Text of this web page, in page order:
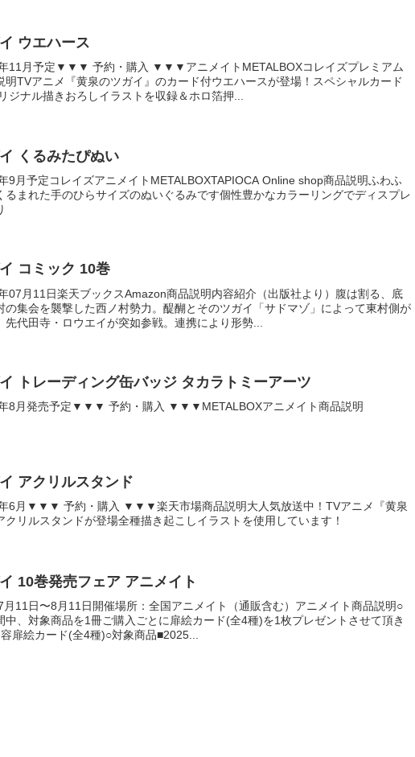
ウエハース
11月予定▼▼▼ 予約・購入 ▼▼▼アニメイトMETALBOXコレイズプレミアム
明TVアニメ『黄泉のツガイ』のカード付ウエハースが登場！スペシャルカード
ジナル描きおろしイラストを収録＆ホロ箔押...
くるみたぴぬい
9月予定コレイズアニメイトMETALBOXTAPIOCA Online shop商品説明ふわふ
るまれた手のひらサイズのぬいぐるみです個性豊かなカラーリングでディスプレ
コミック 10巻
07月11日楽天ブックスAmazon商品説明内容紹介（出版社より）腹は割る、底
の集会を襲撃した西ノ村勢力。醍醐とそのツガイ「サドマゾ」によって東村側が
先代田寺・ロウエイが突如参戦。連携により形勢...
トレーディング缶バッジ タカラトミーアーツ
8月発売予定▼▼▼ 予約・購入 ▼▼▼METALBOXアニメイト商品説明
アクリルスタンド
6月▼▼▼ 予約・購入 ▼▼▼楽天市場商品説明大人気放送中！TVアニメ『黄泉
クリルスタンドが登場全種描き起こしイラストを使用しています！
10巻発売フェア アニメイト
月11日〜8月11日開催場所：全国アニメイト（通販含む）アニメイト商品説明○
中、対象商品を1冊ご購入ごとに扉絵カード(全4種)を1枚プレゼントさせて頂き
扉絵カード(全4種)○対象商品■2025...